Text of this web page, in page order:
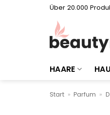
Über 20.000
HAARE
Start » Parfum »